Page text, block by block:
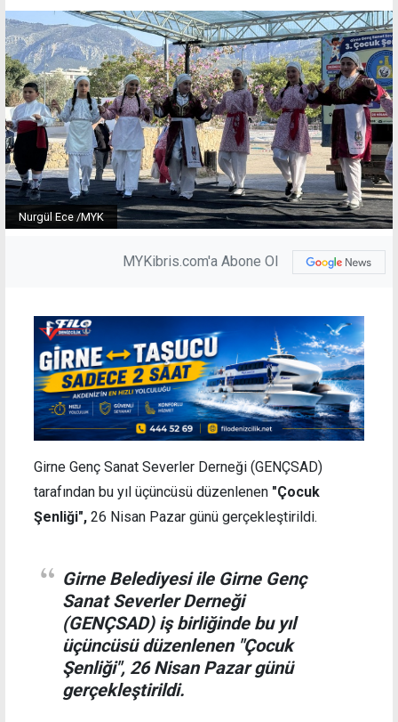
Nurgül Ece /MYK
MYKibris.com'a Abone Ol
Girne Genç Sanat Severler Derneği (GENÇSAD)
tarafından bu yıl üçüncüsü düzenlenen "Çocuk
Şenliği", 26 Nisan Pazar günü gerçekleştirildi.
Girne Belediyesi ile Girne Genç
Sanat Severler Derneği
(GENÇSAD) iş birliğinde bu yıl
üçüncüsü düzenlenen "Çocuk
Şenliği", 26 Nisan Pazar günü
gerçekleştirildi.